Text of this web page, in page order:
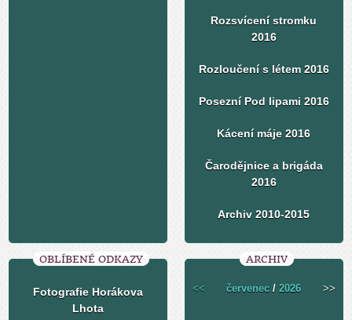
Rozsvícení stromku
2016
Rozloučení s létem 2016
Posezní Pod lipami 2016
Kácení máje 2016
Čarodějnice a brigáda
2016
Archiv 2010-2015
OBLÍBENÉ ODKAZY
Fotografie Horákova
Lhota
ARCHIV
<< červenec /2026 >>